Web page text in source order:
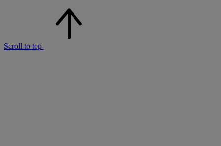
Scroll to top